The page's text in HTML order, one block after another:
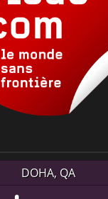
DOHA, QA